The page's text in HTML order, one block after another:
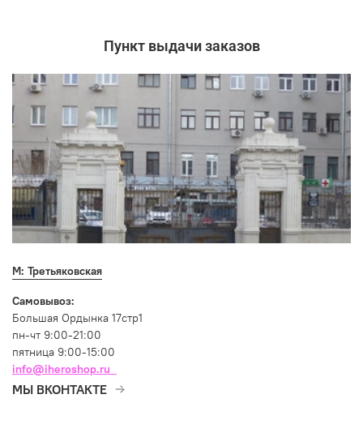
Пункт выдачи заказов
М: Третьяковская
Самовывоз:
Большая Ордынка 17стр1
пн-чт 9:00-21:00
пятница 9:00-15:00
info@iheroshop.ru
МЫ ВКОНТАКТЕ